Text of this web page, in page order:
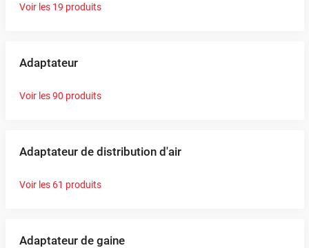
Voir les 19 produits
Adaptateur
Voir les 90 produits
Adaptateur de distribution d'air
Voir les 61 produits
Adaptateur de gaine